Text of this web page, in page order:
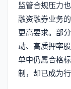
监管合规压力
融资融券业务
更高要求。部
动、高质押率
单中仍属合格
制，却已成为